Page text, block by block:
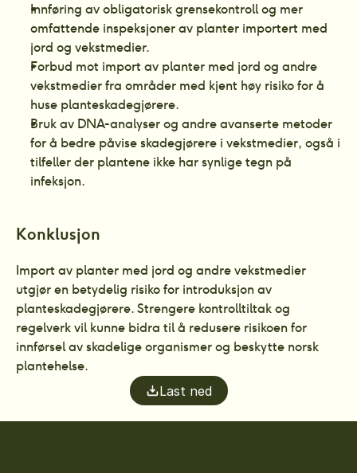
Innføring av obligatorisk grensekontroll og mer
omfattende inspeksjoner av planter importert med
jord og vekstmedier.
Forbud mot import av planter med jord og andre
vekstmedier fra områder med kjent høy risiko for å
huse planteskadegjørere.
Bruk av DNA-analyser og andre avanserte metoder
for å bedre påvise skadegjørere i vekstmedier, også i
tilfeller der plantene ikke har synlige tegn på
infeksjon.
Konklusjon
Import av planter med jord og andre vekstmedier
utgjør en betydelig risiko for introduksjon av
planteskadegjørere. Strengere kontrolltiltak og
regelverk vil kunne bidra til å redusere risikoen for
innførsel av skadelige organismer og beskytte norsk
plantehelse.
Last ned